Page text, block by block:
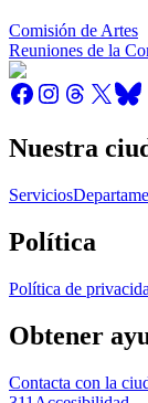
Comisión de Artes
Reuniones de la
Nuestra
Servicios
Política
Política de
Obtener
Contacta con la